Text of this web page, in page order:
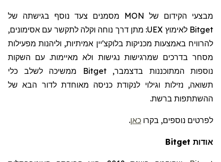
מבצעי הקידום של MON מסמנים צעד נוסף בגישתה של
Bitget לאימוץ UEX: מתן דרך נוחה וקלה לתקשר עם אסימונים,
להרוויח באמצעות מכניקות בלוקצ'יין אמיתיות, וליהנות מפעילות
מסחר בדרכים שמרגישות נגישות ולא מאיימות. עם השקות
נוספות המתוכננות בדצמבר,Bitget
ממשיכה לשלב כלי
תשואה, נזילות וגילוי לנקודת כניסה מאוחדת לדור הבא של
ההשתתפות ברשת.
לפרטים נוספים, בקרו כאן.
אודות